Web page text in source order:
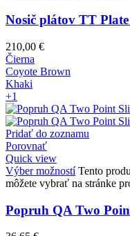
Nosič plátov TT
210,00 €
Čierna
Coyote Brown
Khaki
+1
Pridať do zoznamu
Porovnať
Quick view
Výber možností Tento
môžete vybrať na stránke
Popruh QA Two